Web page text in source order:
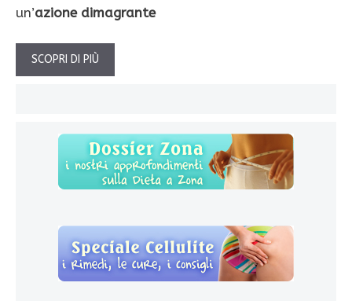
un’azione dimagrante
SCOPRI DI PIÙ